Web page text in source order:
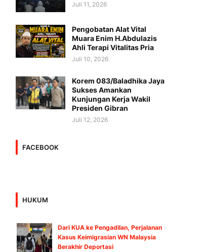
Juli 11, 2026
Pengobatan Alat Vital
Muara Enim H.Abdulazis
Ahli Terapi Vitalitas Pria
Juli 10, 2026
Korem 083/Baladhika Jaya
Sukses Amankan
Kunjungan Kerja Wakil
Presiden Gibran
Juli 12, 2026
FACEBOOK
HUKUM
Dari KUA ke Pengadilan, Perjalanan
Kasus Keimigrasian WN Malaysia
Berakhir Deportasi